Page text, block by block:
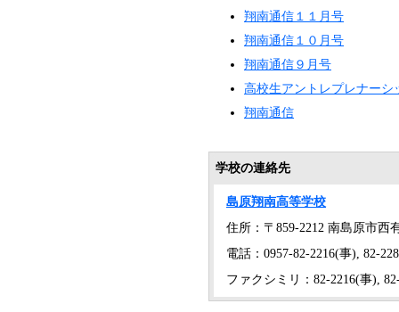
翔南通信１１月号
翔南通信１０月号
翔南通信９月号
高校生アントレプレナーシ
翔南通信
学校の連絡先
島原翔南高等学校
住所：〒859-2212 南島原市西
電話：0957-82-2216(事), 82-
ファクシミリ：82-2216(事),